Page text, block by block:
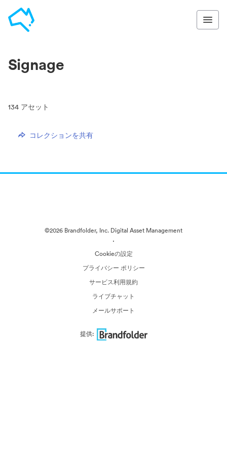
Signage
134 アセット
コレクションを共有
©2026 Brandfolder, Inc. Digital Asset Management
·
Cookieの設定
プライバシー ポリシー
サービス利用規約
ライブチャット
メールサポート
提供: